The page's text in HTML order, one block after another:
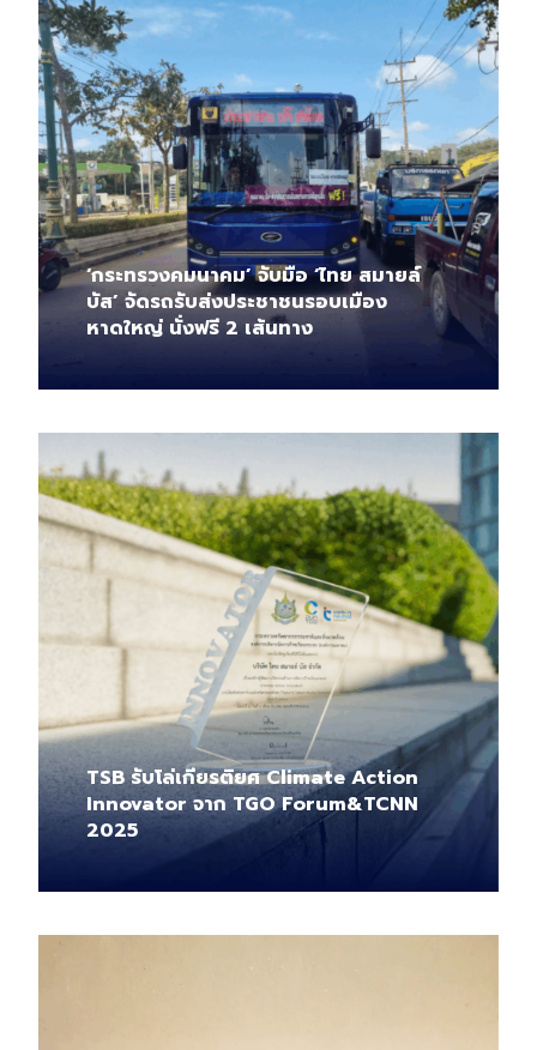
‘กระทรวงคมนาคม’ จับมือ ‘ไทย สมายล์
บัส’ จัดรถรับส่งประชาชนรอบเมือง
หาดใหญ่ นั่งฟรี 2 เส้นทาง
TSB รับโล่เกียรติยศ Climate Action
Innovator จาก TGO Forum&TCNN
2025